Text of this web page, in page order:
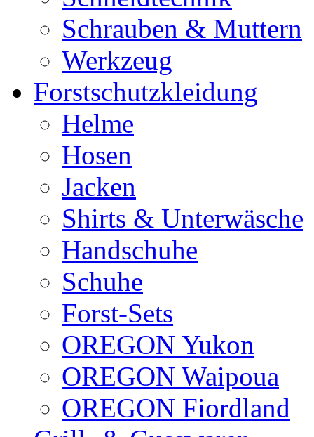
Schrauben & Muttern
Werkzeug
Forstschutzkleidung
Helme
Hosen
Jacken
Shirts & Unterwäsche
Handschuhe
Schuhe
Forst-Sets
OREGON Yukon
OREGON Waipoua
OREGON Fiordland